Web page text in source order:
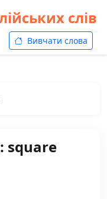
слів
Вивчати слова
square